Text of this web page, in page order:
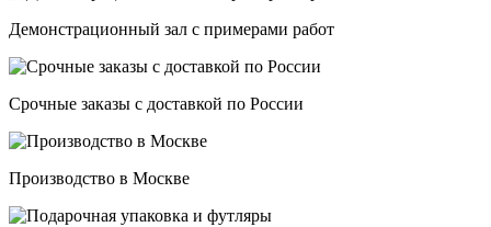
Демонстрационный зал с примерами работ
Срочные заказы с доставкой по России
Производство в Москве